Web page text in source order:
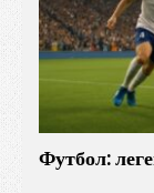
Футбол: